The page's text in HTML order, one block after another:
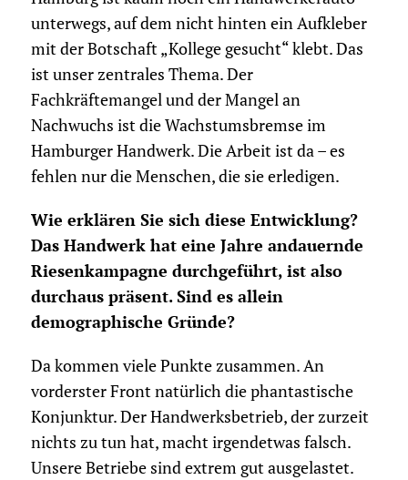
unterwegs, auf dem nicht hinten ein Aufkleber
mit der Botschaft „Kollege gesucht“ klebt. Das
ist unser zentrales Thema. Der
Fachkräftemangel und der Mangel an
Nachwuchs ist die Wachstumsbremse im
Hamburger Handwerk. Die Arbeit ist da – es
fehlen nur die Menschen, die sie erledigen.
Wie erklären Sie sich diese Entwicklung?
Das Handwerk hat eine Jahre andauernde
Riesenkampagne durchgeführt, ist also
durchaus präsent. Sind es allein
demographische Gründe?
Da kommen viele Punkte zusammen. An
vorderster Front natürlich die phantastische
Konjunktur. Der Handwerksbetrieb, der zurzeit
nichts zu tun hat, macht irgendetwas falsch.
Unsere Betriebe sind extrem gut ausgelastet.